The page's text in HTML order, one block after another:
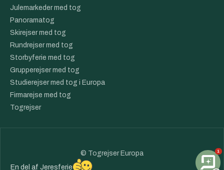
Julemarkeder med tog
Panoramatog
Skirejser med tog
Rundrejser med tog
Storbyferie med tog
Grupperejser med tog
Studierejser med tog i Europa
Firmarejse med tog
Togrejser
© Togrejser Europa
En del af Jeresferie
1